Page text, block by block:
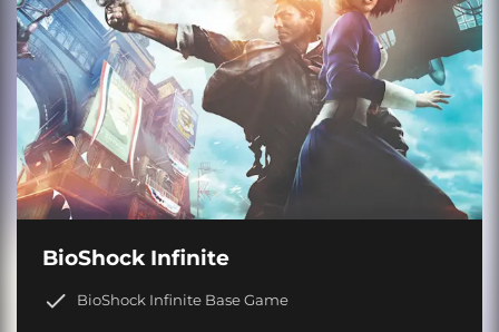
BioShock Infinite
BioShock Infinite Base Game